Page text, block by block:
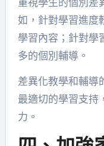
如，針對學習進度
學習內容；針對學
多的個別輔導。
差異化教學和輔導
最適切的學習支持
力。